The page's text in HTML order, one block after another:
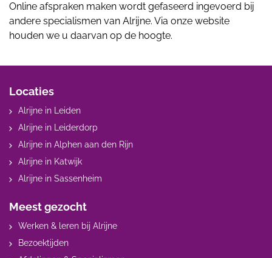
Online afspraken maken wordt gefaseerd ingevoerd bij
andere specialismen van Alrijne. Via onze website
houden we u daarvan op de hoogte.
Locaties
Alrijne in Leiden
Alrijne in Leiderdorp
Alrijne in Alphen aan den Rijn
Alrijne in Katwijk
Alrijne in Sassenheim
Meest gezocht
Werken & leren bij Alrijne
Bezoektijden